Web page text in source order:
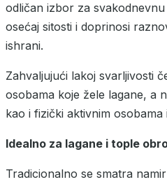
odličan izbor za
osećaj sitosti i doprinosi
ishrani.
Zahvaljujući lakoj svarljivosti
osobama koje žele lagane, a
kao i fizički aktivnim osobama
Idealno za lagane i tople
Tradicionalno se smatra